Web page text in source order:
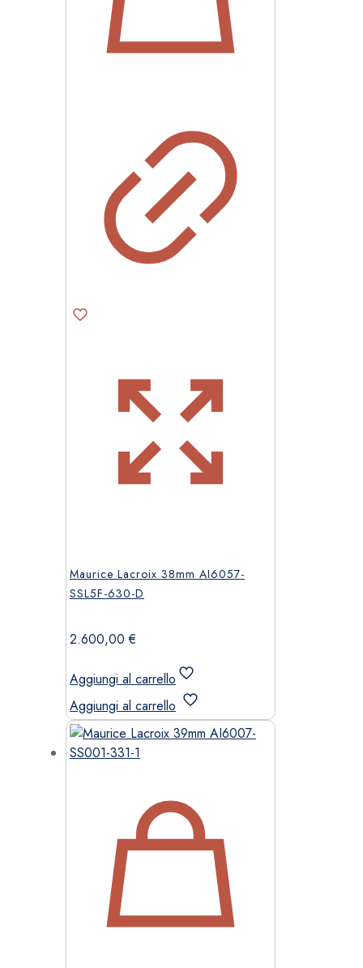
Maurice Lacroix 38mm AI6057-
SSL5F-630-D
2.600,00€
Aggiungi al carrello
Aggiungi al carrello